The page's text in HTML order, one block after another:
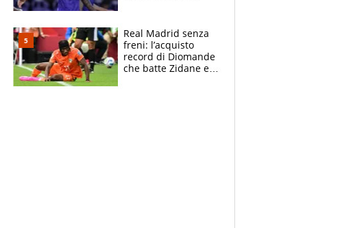
Real Madrid senza
freni: l’acquisto
record di Diomande
che batte Zidane e